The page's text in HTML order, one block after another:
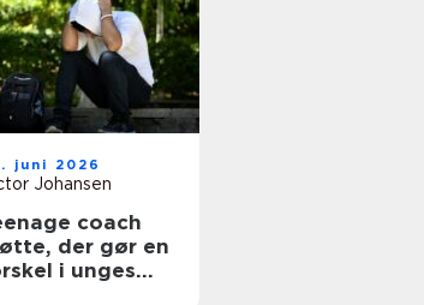
juni 2026
Johansen
coach
der gør en
i unges